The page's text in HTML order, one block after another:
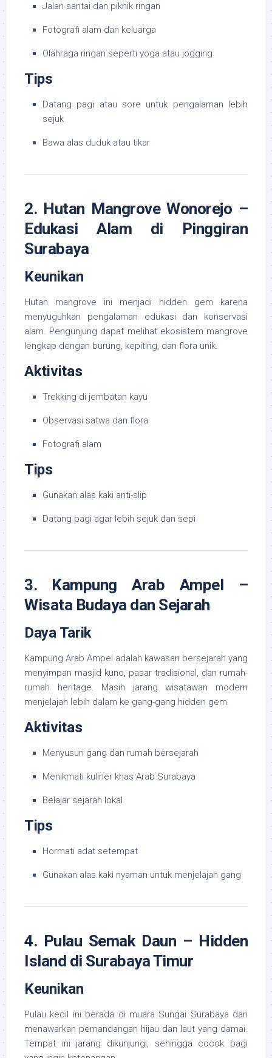
Jalan santai dan piknik ringan
Fotografi alam dan keluarga
Olahraga ringan seperti yoga atau jogging
Tips
Datang pagi atau sore untuk pengalaman lebih
sejuk
Bawa alas duduk atau tikar
2. Hutan Mangrove Wonorejo –
Edukasi Alam di Pinggiran
Surabaya
Keunikan
Hutan mangrove ini menjadi hidden gem karena
menyuguhkan pengalaman edukasi dan konservasi
alam. Pengunjung dapat melihat ekosistem mangrove
lengkap dengan burung, kepiting, dan flora unik.
Aktivitas
Trekking di jembatan kayu
Observasi satwa dan flora
Fotografi alam
Tips
Gunakan alas kaki anti-slip
Datang pagi agar lebih sejuk dan sepi
3. Kampung Arab Ampel –
Wisata Budaya dan Sejarah
Daya Tarik
Kampung Arab Ampel adalah kawasan bersejarah yang
menyimpan masjid kuno, pasar tradisional, dan rumah-
rumah heritage. Masih jarang wisatawan modern
menjelajah lebih dalam ke gang-gang hidden gem.
Aktivitas
Menyusuri gang dan rumah bersejarah
Menikmati kuliner khas Arab Surabaya
Belajar sejarah lokal
Tips
Hormati adat setempat
Gunakan alas kaki nyaman untuk menjelajah gang
4. Pulau Semak Daun – Hidden
Island di Surabaya Timur
Keunikan
Pulau kecil ini berada di muara Sungai Surabaya dan
menawarkan pemandangan hijau dan laut yang damai.
Tempat ini jarang dikunjungi, sehingga cocok bagi